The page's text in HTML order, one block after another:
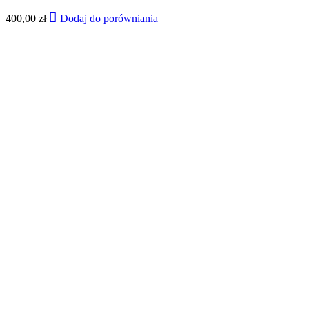
400,00 zł Dodaj do porówniania